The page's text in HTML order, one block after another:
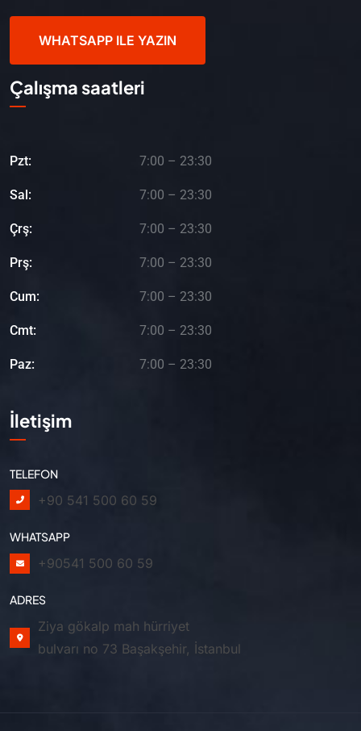
WHATSAPP ILE YAZIN
Çalışma saatleri
Pzt: 7:00 – 23:30
Sal: 7:00 – 23:30
Çrş: 7:00 – 23:30
Prş: 7:00 – 23:30
Cum: 7:00 – 23:30
Cmt: 7:00 – 23:30
Paz: 7:00 – 23:30
İletişim
TELEFON
+90 541 500 60 59
WHATSAPP
+90541 500 60 59
ADRES
Ziya gökalp mah hürriyet
bulvarı no 73 Başakşehir, İstanbul